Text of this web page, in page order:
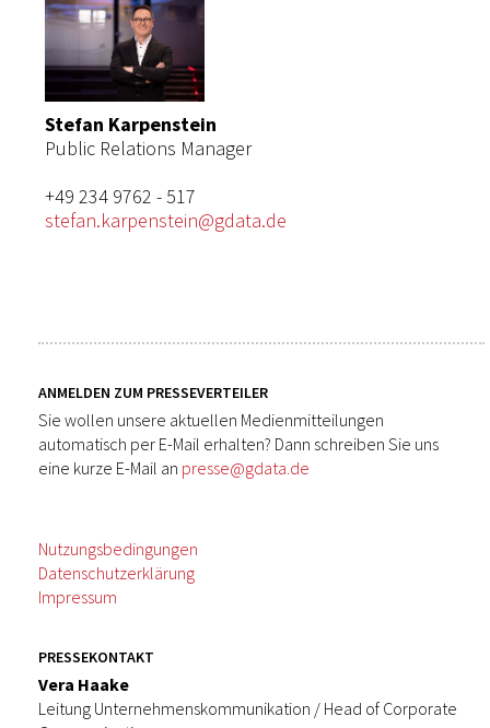
Stefan Karpenstein
Public Relations Manager
+49 234 9762 - 517
stefan.karpenstein@gdata.de
ANMELDEN ZUM PRESSEVERTEILER
Sie wollen unsere aktuellen Medienmitteilungen
automatisch per E-Mail erhalten? Dann schreiben Sie uns
eine kurze E-Mail an presse@gdata.de
Nutzungsbedingungen
Datenschutzerklärung
Impressum
PRESSEKONTAKT
Vera Haake
Leitung Unternehmenskommunikation / Head of Corporate